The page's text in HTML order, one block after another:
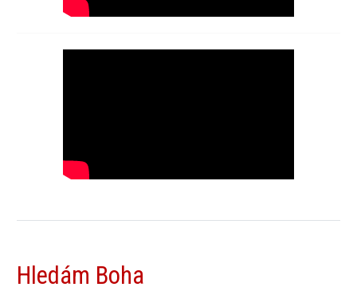
Hledám Boha